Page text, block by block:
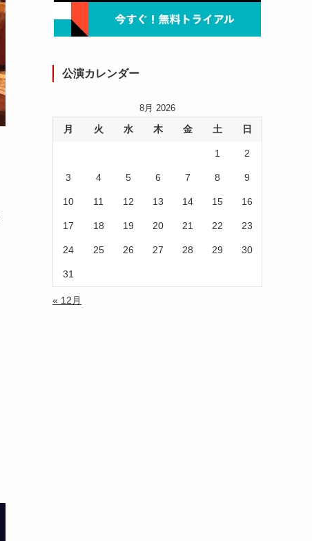
公演カレンダー
8月 2026
月 火 水 木 金 土 日
1 2
3 4 5 6 7 8 9
10 11 12 13 14 15 16
17 18 19 20 21 22 23
24 25 26 27 28 29 30
31
« 12月